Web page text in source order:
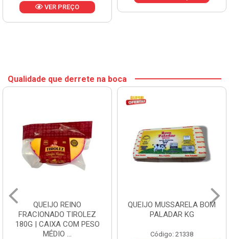
VER PREÇO
Qualidade que derrete na boca
QUEIJO REINO
FRACIONADO TIROLEZ
180G | CAIXA COM PESO
MÉDIO ...
QUEIJO MUSSARELA BOM
PALADAR KG
Código: 21338